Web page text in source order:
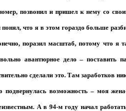
позвонил и пришел к нему со
что я в этом гораздо больше
поразил масштаб, потому что я
авантюрное дело – поставить
сделали это. Там заработков
возможность – моя
А в 94-м году начал